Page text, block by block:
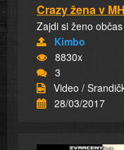
Crazy žena v
Zajdi si ženo
Kimbo
8830x
3
Video /
28/03/2017